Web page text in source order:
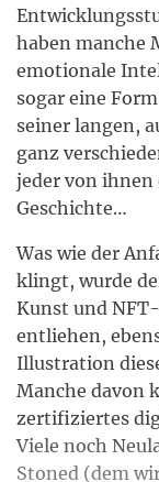
haben manche
emotionale
sogar eine
seiner langen,
ganz
jeder von ihnen
Geschichte…
Was wie der
klingt, wurde
Kunst und NFT-
entliehen,
Illustration
Manche davon
zertifiziertes
Viele noch
Stoned (dem